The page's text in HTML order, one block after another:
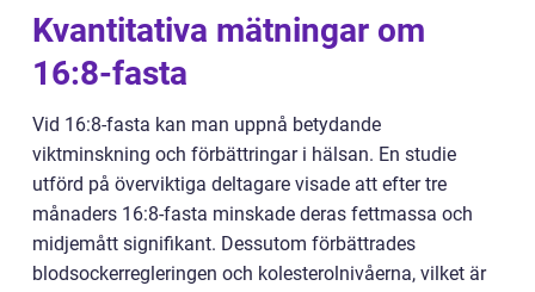
Kvantitativa mätningar om
16:8-fasta
Vid 16:8-fasta kan man uppnå betydande
viktminskning och förbättringar i hälsan. En studie
utförd på överviktiga deltagare visade att efter tre
månaders 16:8-fasta minskade deras fettmassa och
midjemått signifikant. Dessutom förbättrades
blodsockerregleringen och kolesterolnivåerna, vilket är